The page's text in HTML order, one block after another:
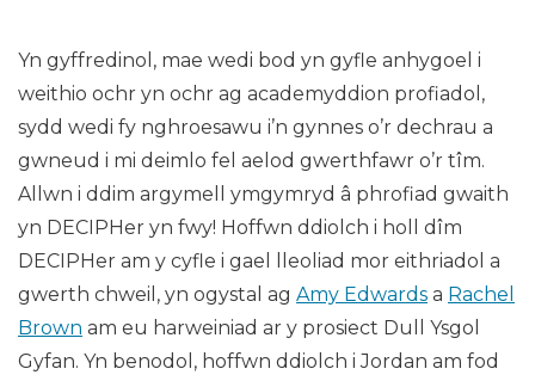
Yn gyffredinol, mae wedi bod yn gyfle anhygoel i
weithio ochr yn ochr ag academyddion profiadol,
sydd wedi fy nghroesawu i’n gynnes o’r dechrau a
gwneud i mi deimlo fel aelod gwerthfawr o’r tîm.
Allwn i ddim argymell ymgymryd â phrofiad gwaith
yn DECIPHer yn fwy! Hoffwn ddiolch i holl dîm
DECIPHer am y cyfle i gael lleoliad mor eithriadol a
gwerth chweil, yn ogystal ag Amy Edwards a Rachel
Brown am eu harweiniad ar y prosiect Dull Ysgol
Gyfan. Yn benodol, hoffwn ddiolch i Jordan am fod